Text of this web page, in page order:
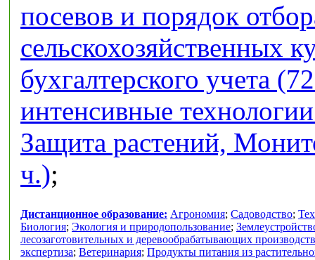
посевов и порядок
сельскохозяйственных
бухгалтерского учета
интенсивные
Защита растений,
ч.);
Дистанционное образование: Агрономия; Садоводство;
Биология; Экология и природопользование;
лесозаготовительных и деревообрабатывающих производств
экспертиза; Ветеринария; Продукты питания из